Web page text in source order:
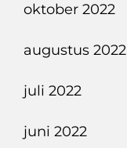
oktober 2022
augustus 2022
juli 2022
juni 2022